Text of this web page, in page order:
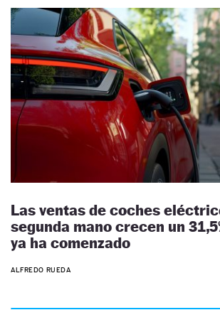
Las ventas de coches
segunda mano crecen un
ya ha comenzado
ALFREDO RUEDA